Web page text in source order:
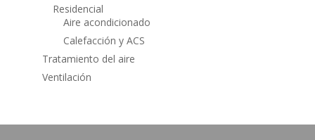
Residencial
Aire acondicionado
Calefacción y ACS
Tratamiento del aire
Ventilación